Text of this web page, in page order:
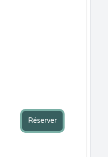
Réserver